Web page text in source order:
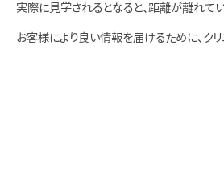
実際に見学されるとなると、距離が離れて
お客様により良い情報を届けるために、ク